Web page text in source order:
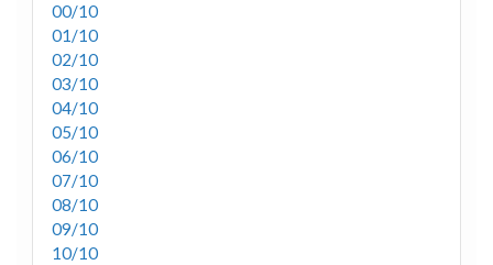
00/10
01/10
02/10
03/10
04/10
05/10
06/10
07/10
08/10
09/10
10/10